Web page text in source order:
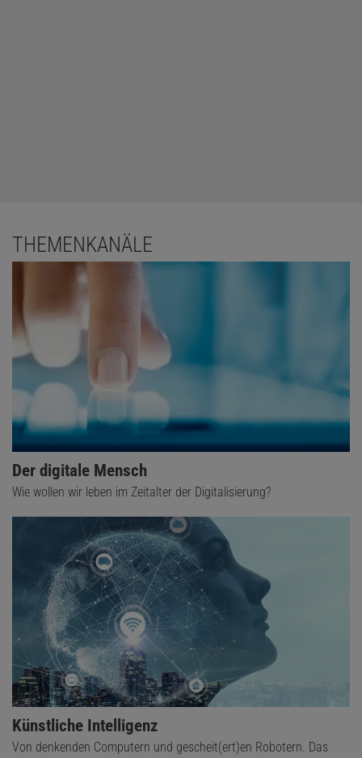
THEMENKANÄLE
Der digitale Mensch
Wie wollen wir leben im Zeitalter der Digitalisierung?
Künstliche Intelligenz
Von denkenden Computern und gescheit(ert)en Robotern. Das